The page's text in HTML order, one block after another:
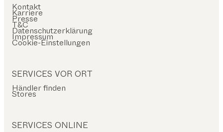
Kontakt
Karriere
Presse
T&C
Datenschutzerklärung
Impressum
Cookie-Einstellungen
SERVICES VOR ORT
Händler finden
Stores
SERVICES ONLINE